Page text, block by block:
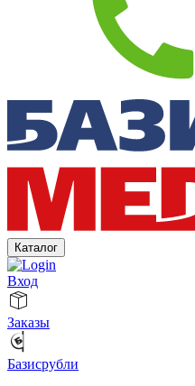
Каталог
Вход
Заказы
Базисрубли